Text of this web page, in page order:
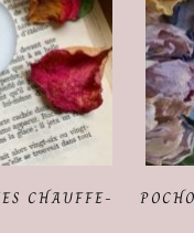
CHAUFFE-